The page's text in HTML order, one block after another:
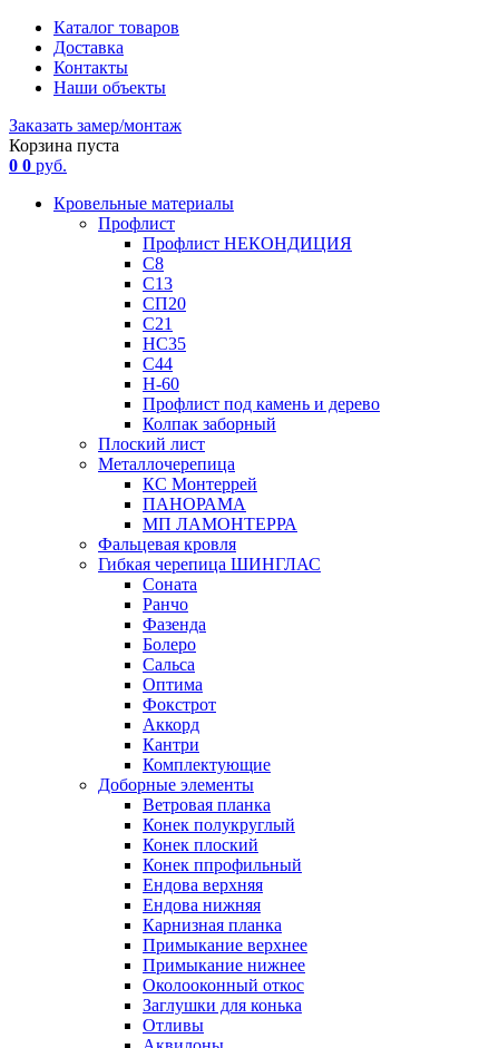
Каталог товаров
Доставка
Контакты
Наши объекты
Заказать замер/монтаж
Корзина пуста
0 0 руб.
Кровельные материалы
Профлист
Профлист НЕКОНДИЦИЯ
С8
С13
СП20
С21
НС35
С44
Н-60
Профлист под камень и дерево
Колпак заборный
Плоский лист
Металлочерепица
КС Монтеррей
ПАНОРАМА
МП ЛАМОНТЕРРА
Фальцевая кровля
Гибкая черепица ШИНГЛАС
Соната
Ранчо
Фазенда
Болеро
Сальса
Оптима
Фокстрот
Аккорд
Кантри
Комплектующие
Доборные элементы
Ветровая планка
Конек полукруглый
Конек плоский
Конек ппрофильный
Ендова верхняя
Ендова нижняя
Карнизная планка
Примыкание верхнее
Примыкание нижнее
Околооконный откос
Заглушки для конька
Отливы